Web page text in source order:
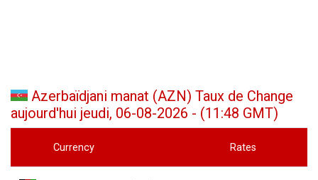
Azerbaïdjani manat (AZN) Taux de Change
aujourd'hui jeudi, 06-08-2026 - (11:48 GMT)
Currency Rates